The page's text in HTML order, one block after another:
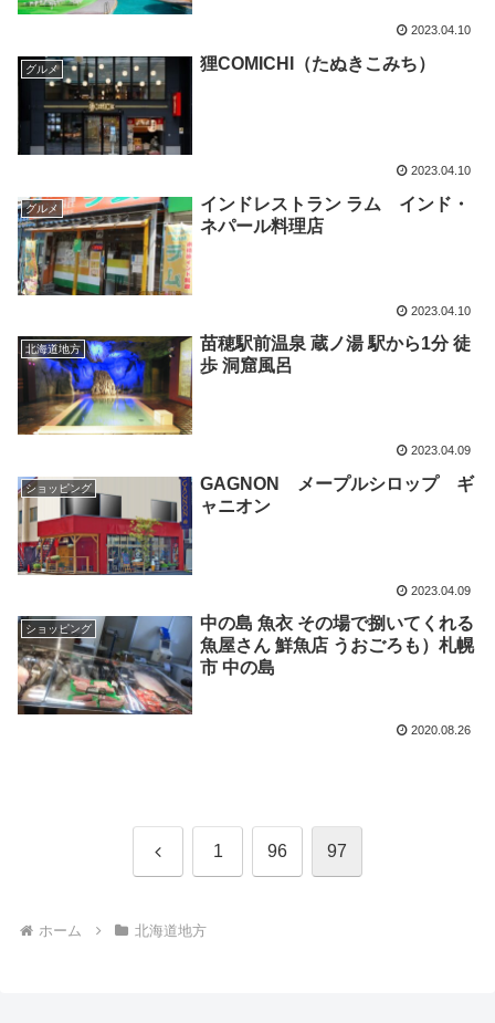
2023.04.10
グルメ 狸COMICHI（たぬきこみち）
2023.04.10
グルメ
インドレストラン ラム インド・
ネパール料理店
2023.04.10
北海道地方
苗穂駅前温泉 蔵ノ湯 駅から1分 徒
歩 洞窟風呂
2023.04.09
ショッピング
GAGNON メープルシロップ ギ
ャニオン
2023.04.09
ショッピング
中の島 魚衣 その場で捌いてくれる
魚屋さん 鮮魚店 うおごろも）札幌
市 中の島
2020.08.26
前 1 96 97
ホーム 北海道地方